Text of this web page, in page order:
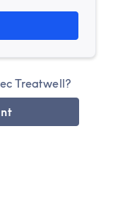
Treatwell?